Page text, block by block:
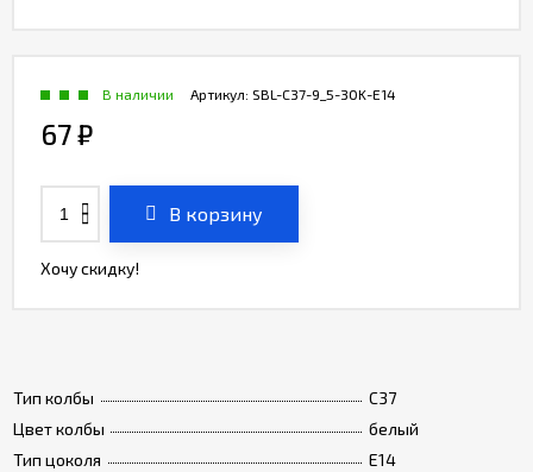
Тип колбы
C37
Цвет колбы
белый
Тип цоколя
Е14
Артикул: SBL-C37-9_5-30K-E14
В наличии
67₽
В корзину
Хочу скидку!